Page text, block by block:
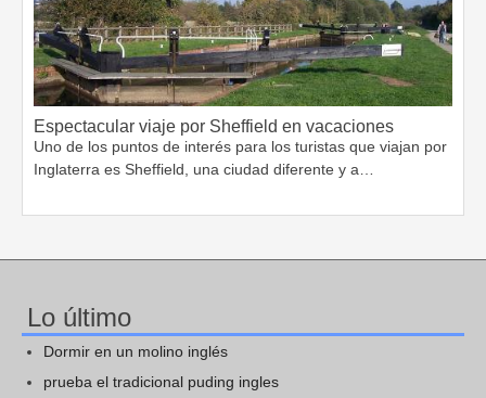
Espectacular viaje por Sheffield en vacaciones
Uno de los puntos de interés para los turistas que viajan por
Inglaterra es Sheffield, una ciudad diferente y a…
Lo último
Dormir en un molino inglés
prueba el tradicional puding ingles